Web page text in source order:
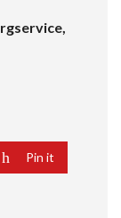
Pin it